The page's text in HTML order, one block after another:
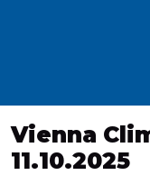
Wien
Vienna
11.10.2025